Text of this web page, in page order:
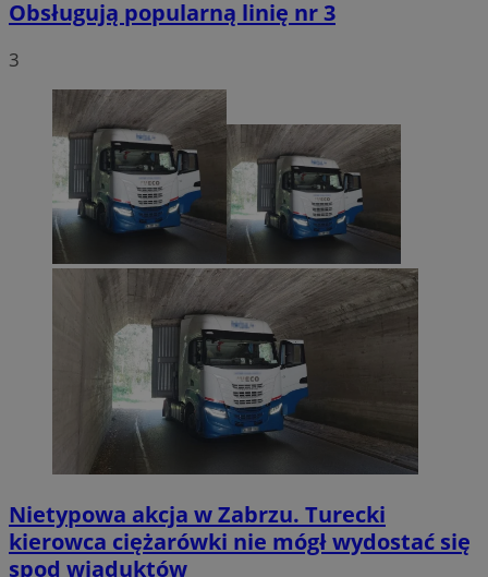
Obsługują popularną linię nr 3
3
Nietypowa akcja w Zabrzu. Turecki
kierowca ciężarówki nie mógł wydostać się
spod wiaduktów